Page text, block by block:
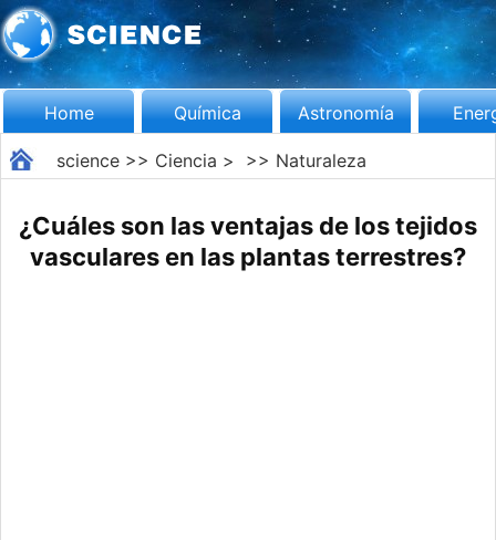
Home Química Astronomía
science>> Ciencia > >> Naturaleza
¿Cuáles son las ventajas de los tejidos
vasculares en las plantas terrestres?